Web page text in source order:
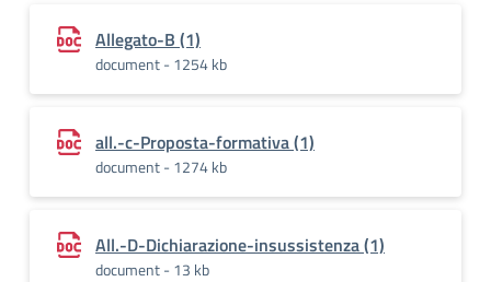
Allegato-B (1)
document - 1254 kb
all.-c-Proposta-formativa (1)
document - 1274 kb
All.-D-Dichiarazione-insussistenza (1)
document - 13 kb